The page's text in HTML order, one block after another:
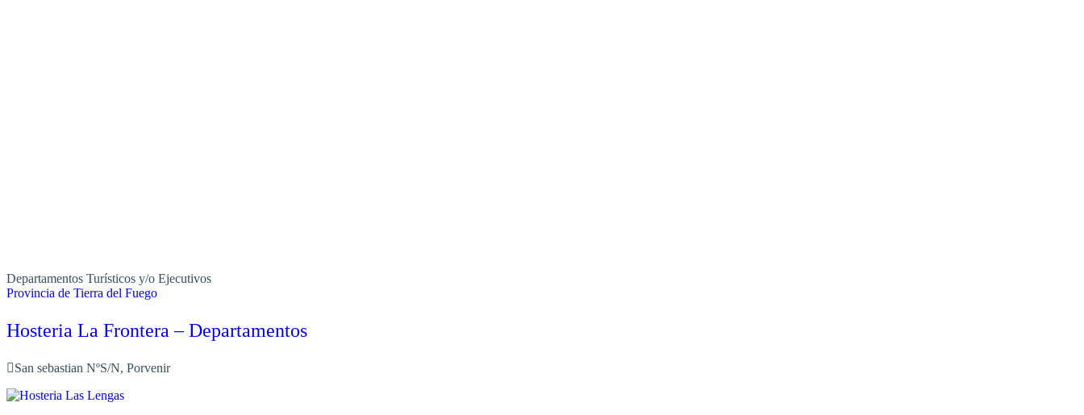
Departamentos Turísticos y/o Ejecutivos
Provincia de Tierra del Fuego
Hosteria La Frontera – Departamentos
San sebastian NºS/N, Porvenir